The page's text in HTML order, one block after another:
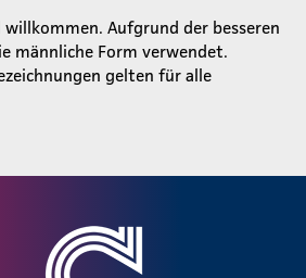
willkommen. Aufgrund der besseren
männliche Form verwendet.
gelten für alle